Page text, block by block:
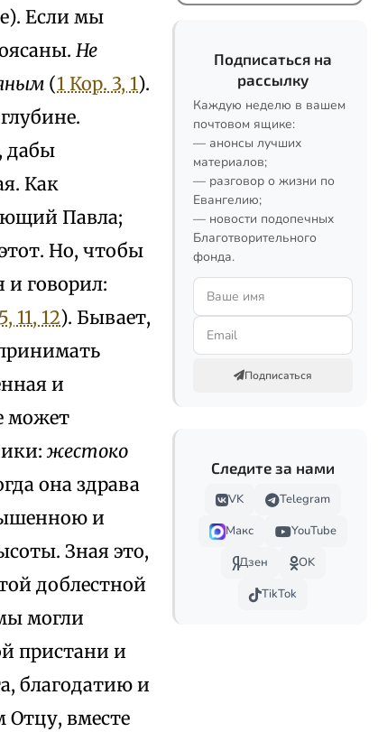
Если мы
Не
(1 Кор. 3, 1).
дабы
Как
Павла;
Но, чтобы
и говорил:
11, 12). Бывает,
и
может
жестоко
она здрава
и
Зная это,
доблестной
могли
пристани и
благодатию и
Отцу, вместе
Подписаться на
рассылку
Каждую неделю в вашем
почтовом ящике:
— анонсы лучших
материалов;
— разговор о жизни по
Евангелию;
— новости подопечных
Благотворительного
фонда.
Подписаться
Следите за нами
VK
Telegram
Макс
YouTube
Дзен
OK
TikTok